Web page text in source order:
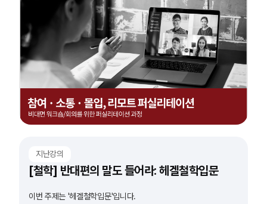
지난강의
[철학] 반대편의 말도 들어라: 헤겔철학입문
이번 주제는 '헤겔철학입문'입니다.